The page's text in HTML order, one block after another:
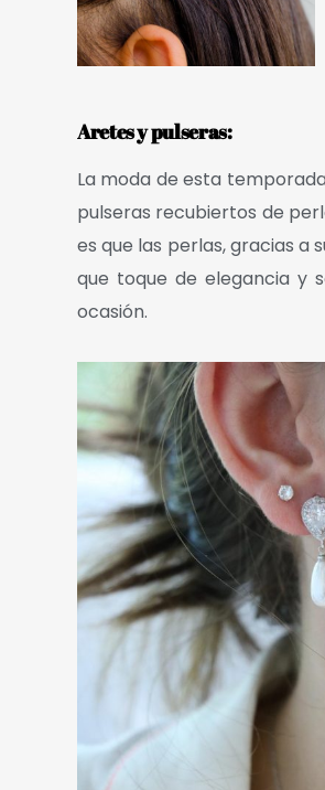
Aretes y pulseras:
La moda de esta
pulseras recubiertos de
es que las perlas,gracias a
que toque de elegancia y
ocasión.